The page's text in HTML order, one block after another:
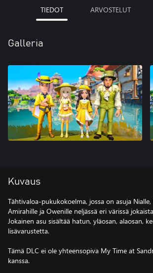
TIEDOT ARVOSTELUT
Galleria
Kuvaus
Tähtivaloa-pukukokoelma, jossa on asuja Nialle,
Amirahille ja Owenille neljässä eri värissä
Jokainen asu sisältää hatun, yläosan, alaosan,
lisävarustetta.
Tämä DLC ei ole yhteensopiva My Time at
kanssa.